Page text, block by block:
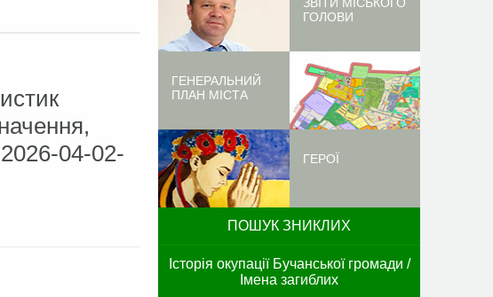
2026-04-02-
ГОЛОВИ
ГЕНЕРАЛЬНИЙ
ПЛАН МІСТА
ГЕРОЇ
ПОШУК ЗНИКЛИХ
Історія окупації Бучанської громади /
Імена загиблих